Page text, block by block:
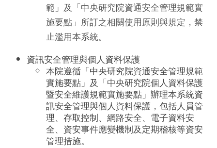
範」及「中央研究院資通安全管理規範實
施要點」所訂之相關使用原則與規定，禁
止濫用本系統。
資訊安全管理與個人資料保護
本院遵循「中央研究院資通安全管理規範
實施要點」及「中央研究院個人資料保護
暨安全維護規範實施要點」辦理本系統資
訊安全管理與個人資料保護，包括人員管
理、存取控制、網路安全、電子資料安
全、資安事件應變機制及定期稽核等資安
管理措施。